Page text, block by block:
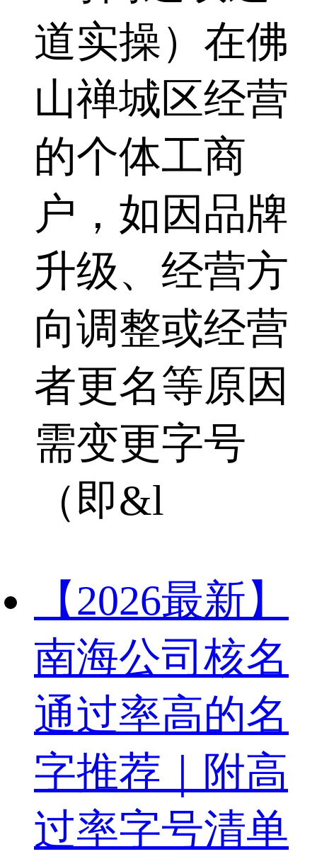
道实操）在佛
山禅城区经营
的个体工商
户，如因品牌
升级、经营方
向调整或经营
者更名等原因
需变更字号
（即&l
【2026最新】
南海公司核名
通过率高的名
字推荐｜附高
过率字号清单